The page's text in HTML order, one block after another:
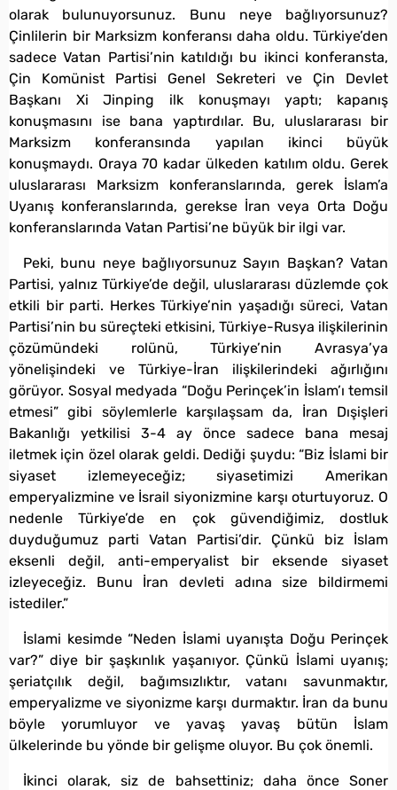
olarak bulunuyorsunuz. Bunu neye bağlıyorsunuz?
Çinlilerin bir Marksizm konferansı daha oldu. Türkiye’den
sadece Vatan Partisi’nin katıldığı bu ikinci konferansta,
Çin Komünist Partisi Genel Sekreteri ve Çin Devlet
Başkanı Xi Jinping ilk konuşmayı yaptı; kapanış
konuşmasını ise bana yaptırdılar. Bu, uluslararası bir
Marksizm konferansında yapılan ikinci büyük
konuşmaydı. Oraya 70 kadar ülkeden katılım oldu. Gerek
uluslararası Marksizm konferanslarında, gerek İslam’a
Uyanış konferanslarında, gerekse İran veya Orta Doğu
konferanslarında Vatan Partisi’ne büyük bir ilgi var.
Peki, bunu neye bağlıyorsunuz Sayın Başkan? Vatan
Partisi, yalnız Türkiye’de değil, uluslararası düzlemde çok
etkili bir parti. Herkes Türkiye’nin yaşadığı süreci, Vatan
Partisi’nin bu süreçteki etkisini, Türkiye-Rusya ilişkilerinin
çözümündeki rolünü, Türkiye’nin Avrasya’ya
yönelişindeki ve Türkiye-İran ilişkilerindeki ağırlığını
görüyor. Sosyal medyada “Doğu Perinçek’in İslam’ı temsil
etmesi” gibi söylemlerle karşılaşsam da, İran Dışişleri
Bakanlığı yetkilisi 3-4 ay önce sadece bana mesaj
iletmek için özel olarak geldi. Dediği şuydu: “Biz İslami bir
siyaset izlemeyeceğiz; siyasetimizi Amerikan
emperyalizmine ve İsrail siyonizmine karşı oturtuyoruz. O
nedenle Türkiye’de en çok güvendiğimiz, dostluk
duyduğumuz parti Vatan Partisi’dir. Çünkü biz İslam
eksenli değil, anti-emperyalist bir eksende siyaset
izleyeceğiz. Bunu İran devleti adına size bildirmemi
istediler.”
İslami kesimde “Neden İslami uyanışta Doğu Perinçek
var?” diye bir şaşkınlık yaşanıyor. Çünkü İslami uyanış;
şeriatçılık değil, bağımsızlıktır, vatanı savunmaktır,
emperyalizme ve siyonizme karşı durmaktır. İran da bunu
böyle yorumluyor ve yavaş yavaş bütün İslam
ülkelerinde bu yönde bir gelişme oluyor. Bu çok önemli.
İkinci olarak, siz de bahsettiniz; daha önce Soner